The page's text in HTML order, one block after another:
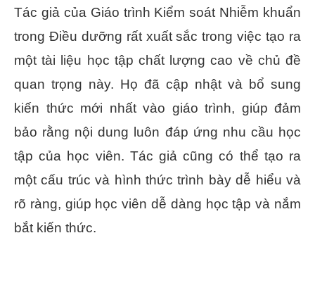
Tác giả của Giáo trình Kiểm soát Nhiễm khuẩn
trong Điều dưỡng rất xuất sắc trong việc tạo ra
một tài liệu học tập chất lượng cao về chủ đề
quan trọng này. Họ đã cập nhật và bổ sung
kiến thức mới nhất vào giáo trình, giúp đảm
bảo rằng nội dung luôn đáp ứng nhu cầu học
tập của học viên. Tác giả cũng có thể tạo ra
một cấu trúc và hình thức trình bày dễ hiểu và
rõ ràng, giúp học viên dễ dàng học tập và nắm
bắt kiến thức.